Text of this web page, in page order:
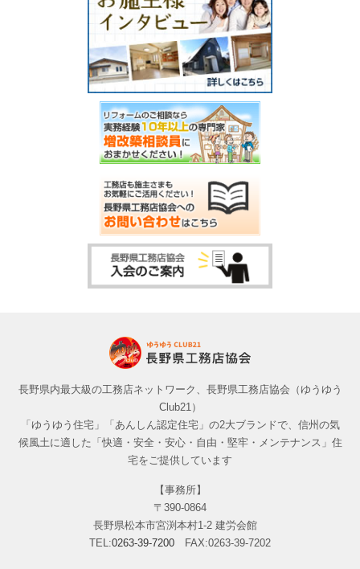
長野県内最大級の工務店ネットワーク、長野県工務店協会（ゆうゆう
Club21）
「ゆうゆう住宅」「あんしん認定住宅」の2大ブランドで、信州の気
候風土に適した「快適・安全・安心・自由・堅牢・メンテナンス」住
宅をご提供しています
【事務所】
〒390-0864
長野県松本市宮渕本村1-2 建労会館
TEL:0263-39-7200 FAX:0263-39-7202